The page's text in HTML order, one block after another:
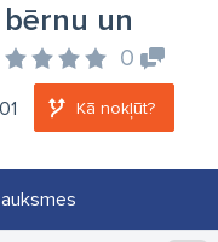
un
0
Kā nokļūt?